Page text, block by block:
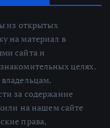
из открытых
на материал в
сайта и
целях.
за содержание
на нашем сайте
права,